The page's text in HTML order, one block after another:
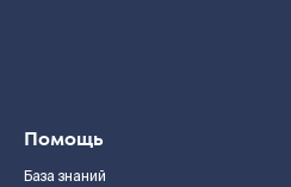
Помощь
База знаний